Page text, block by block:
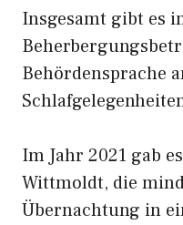
Insgesamt gibt es
Behördensprache
Im Jahr 2021 gab
Wittmoldt, die
Übernachtung in